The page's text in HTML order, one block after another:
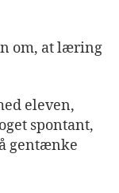
om, at læring
eleven,
spontant,
gentænke